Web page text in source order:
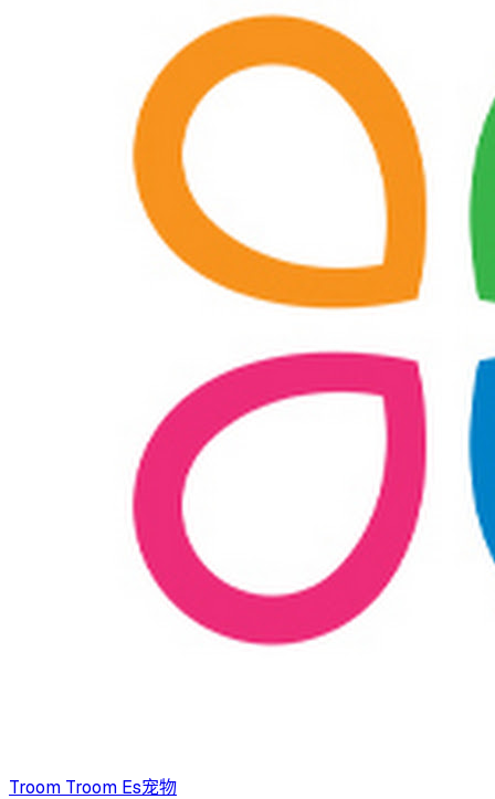
Troom Troom Es宠物